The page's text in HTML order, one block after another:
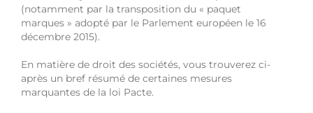
(notamment par la transposition du « paquet
marques » adopté par le Parlement européen le 16
décembre 2015).
En matière de droit des sociétés, vous trouverez ci-
après un bref résumé de certaines mesures
marquantes de la loi Pacte.